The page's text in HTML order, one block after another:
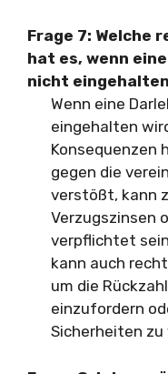
Frage 7: Welche
hat es, wenn
nicht
Wenn eine
eingehalten
Konsequenzen
gegen die
verstößt, kann
Verzugszinsen
verpflichtet
kann auch
um die
einzufordern
Sicherheiten